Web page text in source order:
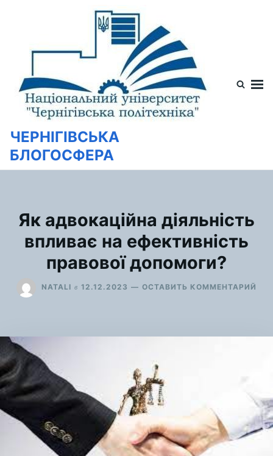
содержимому
ЧЕРНІГІВСЬКА
БЛОГОСФЕРА
Як адвокаційна діяльність
впливає на ефективність
правової допомоги?
NATALI в 12.12.2023 ОСТАВИТЬ КОММЕНТАРИЙ